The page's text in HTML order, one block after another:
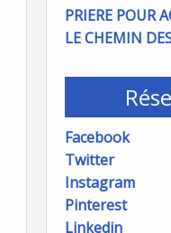
Facebook
Twitter
Instagram
Pinterest
Linkedin